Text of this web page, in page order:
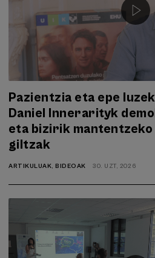
Pazientzia eta epe
Daniel Innerarityk
eta bizirik
giltzak
ARTIKULUAK,BIDEOAK 30. UZT, 2026